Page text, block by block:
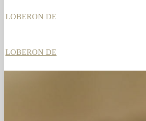
LOBERON DE
LOBERON DE